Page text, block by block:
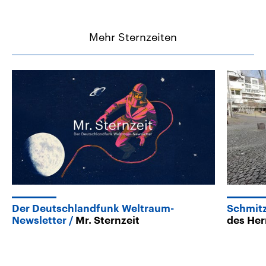
Mehr Sternzeiten
Der Deutschlandfunk Weltraum-
Newsletter
Mr. Sternzeit
des